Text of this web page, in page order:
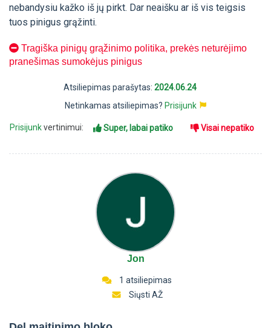
nebandysiu kažko iš jų pirkt. Dar neaišku ar iš vis teigsis
tuos pinigus grąžinti.
Tragiška pinigų grąžinimo politika, prekės neturėjimo
pranešimas sumokėjus pinigus
Atsiliepimas parašytas: 2024.06.24
Netinkamas atsiliepimas? Prisijunk
Prisijunkvertinimui: Super, labai patiko Visai nepatiko
Jon
1 atsiliepimas
Siųsti AŽ